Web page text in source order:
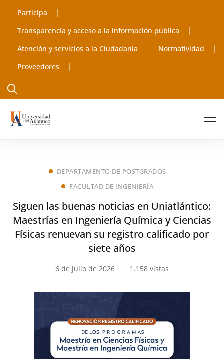
Participa
Transparencia y acceso a la información pública
Atención y servicios a la Ciudadanía
Normatividad
Proveedores
DEPARTAMENTO DE POSTGRADOS
FACULTAD DE INGENIERÍA
Siguen las buenas noticias en Uniatlántico:
Maestrías en Ingeniería Química y Ciencias
Físicas renuevan su registro calificado por
siete años
6 de julio de 2026 1.158 vistas